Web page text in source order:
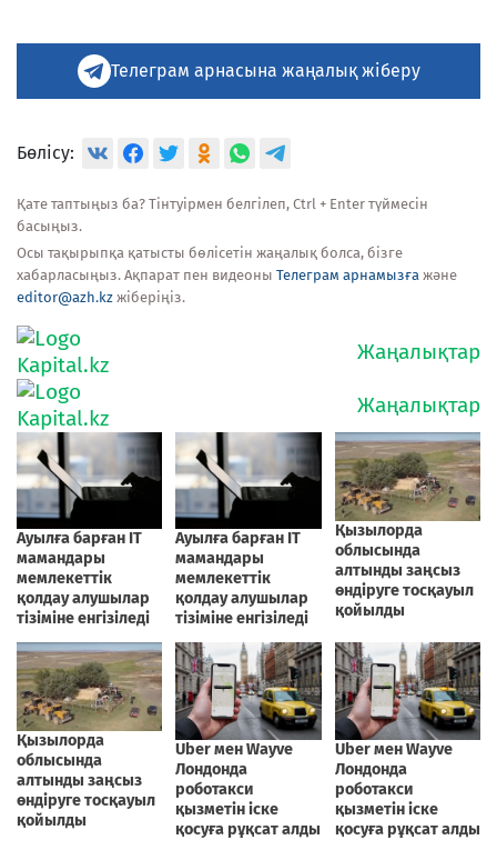
Телеграм арнасына жаңалық жіберу
Бөлісу:
Қате таптыңыз ба? Тінтуірмен белгілеп, Ctrl + Enter түймесін
басыңыз.
Осы тақырыпқа қатысты бөлісетін жаңалық болса, бізге
хабарласыңыз. Ақпарат пен видеоны Телеграм арнамызға және
editor@azh.kz жіберіңіз.